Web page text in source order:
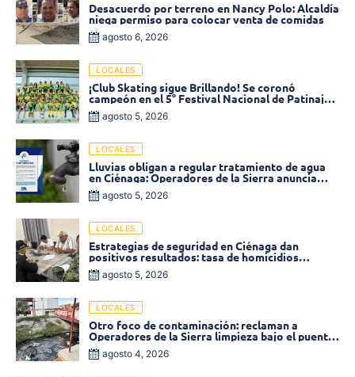
Desacuerdo por terreno en Nancy Polo: Alcaldía
niega permiso para colocar venta de comidas
agosto 6, 2026
LOCALES
¡Club Skating sigue Brillando! Se coronó
campeón en el 5° Festival Nacional de Patinaje
«Soledad sobre Ruedas»
agosto 5, 2026
LOCALES
Lluvias obligan a regular tratamiento de agua
en Ciénaga: Operadores de la Sierra anuncia
baja presión en varios sectores
agosto 5, 2026
LOCALES
Estrategias de seguridad en Ciénaga dan
positivos resultados: tasa de homicidios
disminuyó un 58% en 2026
agosto 5, 2026
LOCALES
Otro foco de contaminación: reclaman a
Operadores de la Sierra limpieza bajo el puente
de la calle 19 con carrera 11
agosto 4, 2026